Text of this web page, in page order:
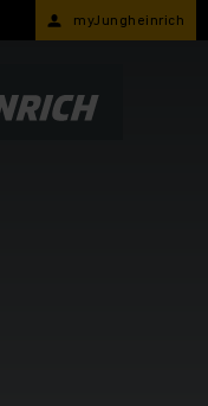
myJungheinrich